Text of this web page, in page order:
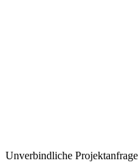
Unverbindliche Projektanfrage